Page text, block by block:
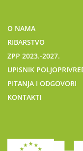
O NAMA
RIBARSTVO
ZPP 2023.-2027.
UPISNIK
PITANJA I ODGOVORI
KONTAKTI